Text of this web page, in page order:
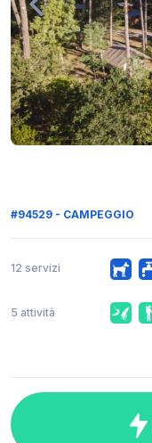
#94529 - CAMPEGGIO
12 servizi
5 attività